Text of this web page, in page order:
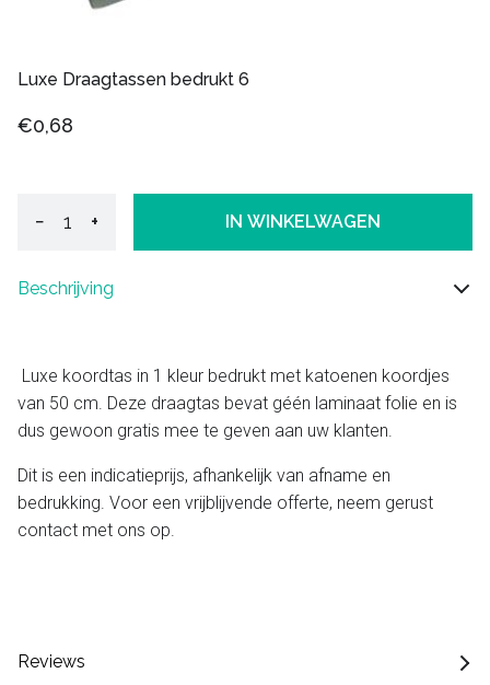
Luxe Draagtassen bedrukt 6
€0,68
− + IN WINKELWAGEN
Beschrijving
Luxe koordtas in 1 kleur bedrukt met katoenen koordjes
van 50 cm. Deze draagtas bevat géén laminaat folie en is
dus gewoon gratis mee te geven aan uw klanten.
Dit is een indicatieprijs, afhankelijk van afname en
bedrukking. Voor een vrijblijvende offerte, neem gerust
contact met ons op.
Reviews